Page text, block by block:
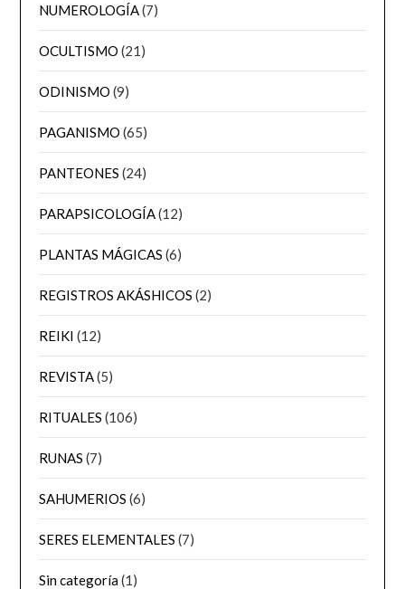
NUMEROLOGÍA(7)
OCULTISMO (21)
ODINISMO (9)
PAGANISMO (65)
PANTEONES (24)
PARAPSICOLOGÍA(12)
PLANTAS MÁGICAS (6)
REGISTROS AKÁSHICOS (2)
REIKI (12)
REVISTA(5)
RITUALES (106)
RUNAS (7)
SAHUMERIOS (6)
SERES ELEMENTALES (7)
Sin categoría(1)